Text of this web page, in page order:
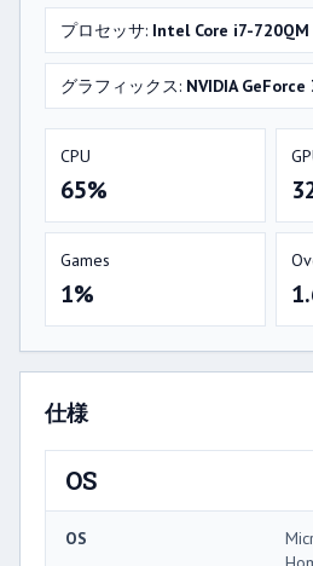
プロセッサ: Intel Core i7-720QM
グラフィックス: NVIDIA GeForce
CPU
65%
Games
1%
仕様
OS
OS